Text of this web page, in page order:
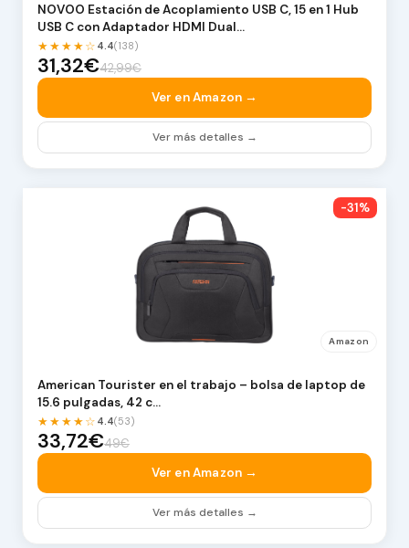
NOVOO Estación de Acoplamiento USB C, 15 en 1 Hub
USB C con Adaptador HDMI Dual…
★★★★☆ 4.4(138)
31,32€42,99€
Ver en Amazon →
Ver más detalles →
-31%
Amazon
American Tourister en el trabajo – bolsa de laptop de
15.6 pulgadas, 42 c…
★★★★☆ 4.4(53)
33,72€49€
Ver en Amazon →
Ver más detalles →